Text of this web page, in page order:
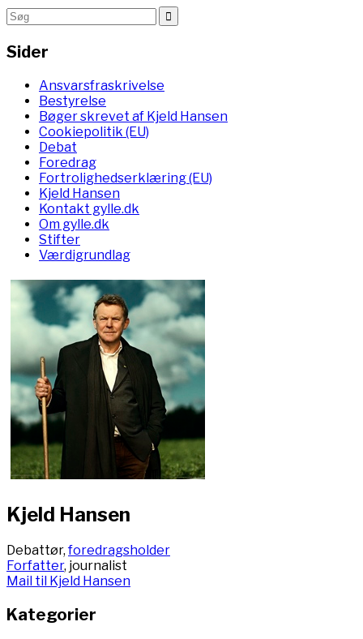
Sider
Ansvarsfraskrivelse
Bestyrelse
Bøger skrevet af Kjeld Hansen
Cookiepolitik (EU)
Debat
Foredrag
Fortrolighedserklæring (EU)
Kjeld Hansen
Kontakt gylle.dk
Om gylle.dk
Stifter
Værdigrundlag
Kjeld Hansen
Debattør,foredragsholder
Forfatter, journalist
Mail til Kjeld Hansen
Kategorier